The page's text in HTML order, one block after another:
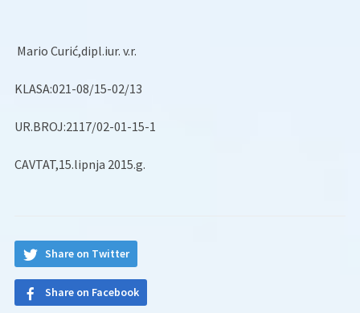
Mario Curić,dipl.iur. v.r.
KLASA:021-08/15-02/13
UR.BROJ:2117/02-01-15-1
CAVTAT,15.lipnja 2015.g.
Share on Twitter
Share on Facebook